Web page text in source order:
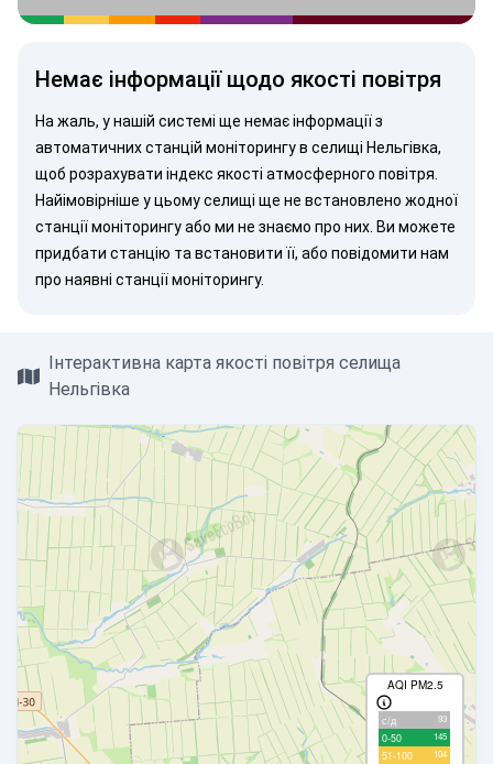
Немає інформації щодо якості повітря
На жаль, у нашій системі ще немає інформації з
автоматичних станцій моніторингу в селищі Нельгівка,
щоб розрахувати індекс якості атмосферного повітря.
Найімовірніше у цьому селищі ще не встановлено жодної
станції моніторингу або ми не знаємо про них. Ви можете
придбати станцію та встановити її, або повідомити нам
про наявні станції моніторингу.
Інтерактивна карта якості повітря селища
Нельгівка
AQI PM2.5
с/д 93
0-50 145
51-100 104